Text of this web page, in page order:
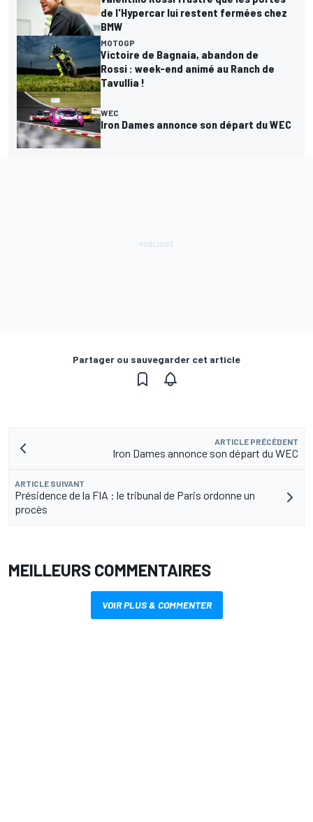
de l'Hypercar lui restent fermées chez
BMW
MOTOGP
Victoire de Bagnaia, abandon de
Rossi : week-end animé au Ranch de
Tavullia !
WEC
Iron Dames annonce son départ du WEC
Partager ou sauvegarder cet article
ARTICLE PRÉCÉDENT
Iron Dames annonce son départ du WEC
ARTICLE SUIVANT
Présidence de la FIA : le tribunal de Paris ordonne un
procès
MEILLEURS COMMENTAIRES
VOIR PLUS & COMMENTER